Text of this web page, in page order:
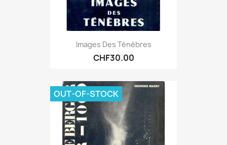
Images Des Ténèbres
CHF30.00
OUT-OF-STOCK